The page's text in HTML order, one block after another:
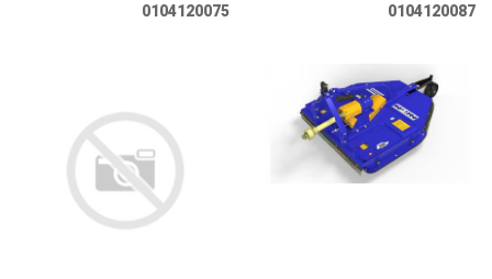
0104120075 0104120087